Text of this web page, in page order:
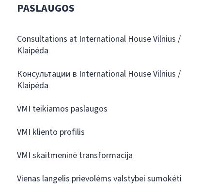
PASLAUGOS
Consultations at International House Vilnius /
Klaipėda
Консультации в International House Vilnius /
Klaipėda
VMI teikiamos paslaugos
VMI kliento profilis
VMI skaitmeninė transformacija
Vienas langelis prievolėms valstybei sumokėti